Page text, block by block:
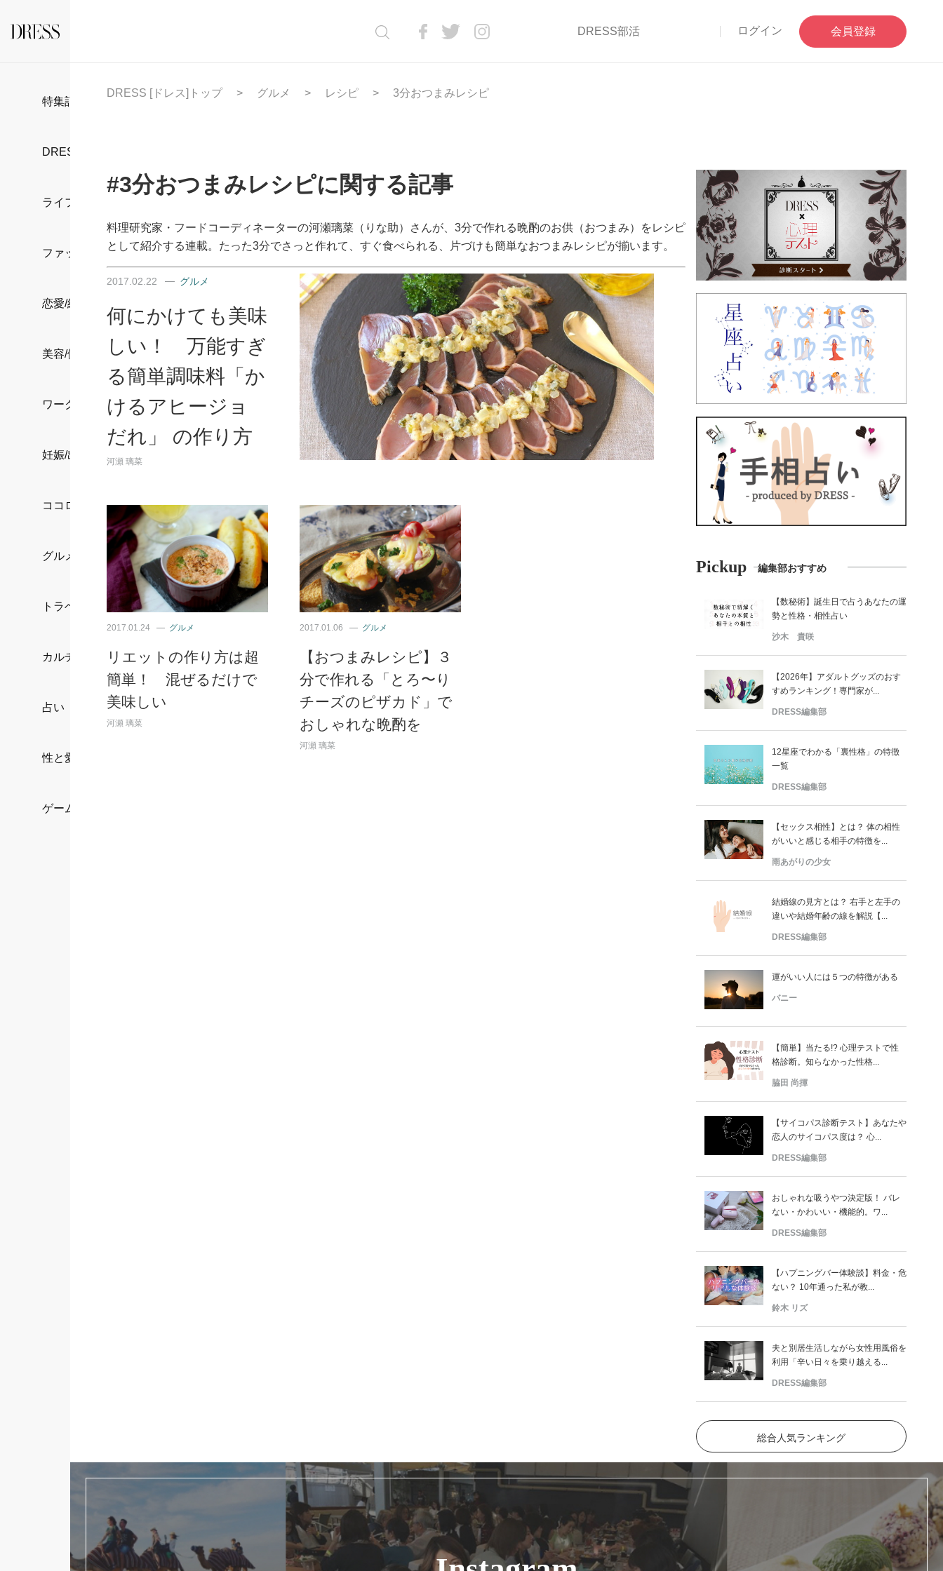
DRESS部活 ログイン 会員登録
特集記事
DRESS部活
ライフスタイル
ファッション
恋愛/結婚/離婚
美容/健康
ワークスタイル
妊娠/出産/家族
ココロ/カラダ
グルメ
トラベル
カルチャー/エンタメ
占い
性と愛
ゲーム
DRESS [ドレス]トップ グルメ レシピ 3分おつまみレシピ
#3分おつまみレシピに関する記事
料理研究家・フードコーディネーターの河瀬璃菜（りな助）さんが、3分で作れる晩酌のお供（おつまみ）をレシピ
として紹介する連載。たった3分でさっと作れて、すぐ食べられる、片づけも簡単なおつまみレシピが揃います。
2017.02.22 グルメ
何にかけても美味
しい！ 万能すぎ
る簡単調味料「か
けるアヒージョ
だれ」 の作り方
河瀬 璃菜
2017.01.24 グルメ
リエットの作り方は超
簡単！ 混ぜるだけで
美味しい
河瀬 璃菜
2017.01.06 グルメ
【おつまみレシピ】３
分で作れる「とろ〜り
チーズのピザカド」で
おしゃれな晩酌を
河瀬 璃菜
Pickup 編集部おすすめ
【数秘術】誕生日で占うあなたの運
勢と性格・相性占い
沙木 貴咲
【2026年】アダルトグッズのおす
すめランキング！専門家が...
DRESS編集部
12星座でわかる「裏性格」の特徴
一覧
DRESS編集部
【セックス相性】とは？ 体の相性
がいいと感じる相手の特徴を...
雨あがりの少女
結婚線の見方とは？ 右手と左手の
違いや結婚年齢の線を解説【...
DRESS編集部
運がいい人には５つの特徴がある
バニー
【簡単】当たる!? 心理テストで性
格診断。知らなかった性格...
脇田 尚揮
【サイコパス診断テスト】あなたや
恋人のサイコパス度は？ 心...
DRESS編集部
おしゃれな吸うやつ決定版！ バレ
ない・かわいい・機能的。ワ...
DRESS編集部
【ハプニングバー体験談】料金・危
ない？ 10年通った私が教...
鈴木 リズ
夫と別居生活しながら女性用風俗を
利用「辛い日々を乗り越える...
DRESS編集部
総合人気ランキング